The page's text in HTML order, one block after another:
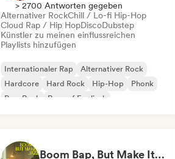
> 2700 Antworten gegeben
Alternativer RockChill / Lo-fi Hip-Hop
Cloud Rap / Hip HopDiscoDubstep
Künstler zu meinen einflussreichen
Playlists hinzufügen
Internationaler Rap
Alternativer Rock
Hardcore
Hard Rock Hip-Hop
Phonk
Pop-Rock
Rap auf Englisch
Boom Bap, But Make It Jazzy 🎷 Jazz Rap, Underground & Conscious Hip-Hop